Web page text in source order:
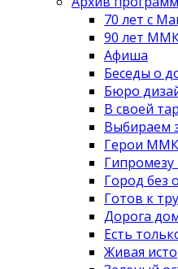
70 лет с
90 лет
Афиша
Беседы о
Бюро
В своей
Выбираем
Герои ММК
Гипромезу
Город без
Готов к
Дорога
Есть
Живая